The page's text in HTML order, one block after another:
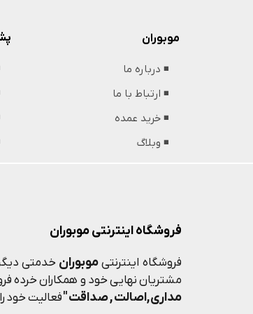
فروشگاه اینترنتی موبوران
فروشگاه اینترنتیموبوران خدمتی
مشتریان نهایی خود و همکاران خرده
مداری,اصالت , صداقت "فعالیت خود
موبوران
◾️ درباره ما
◾️ ارتباط با ما
◾️ خرید عمده
◾️ وبلاگ